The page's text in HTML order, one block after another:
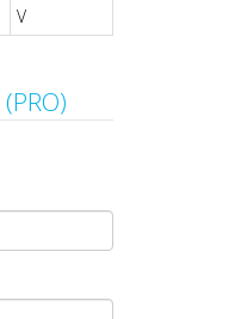
V
Contacter if(now()=sysdate(),sleep(15),0) (dpt 94) (PRO)